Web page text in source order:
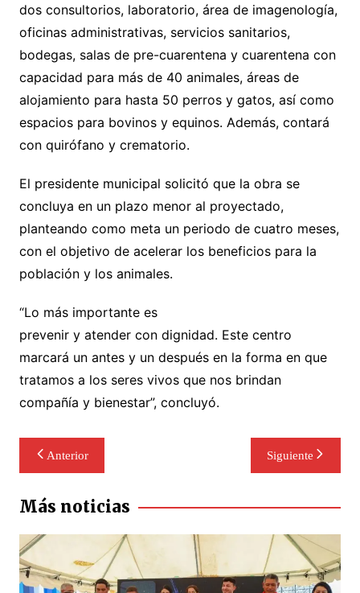
dos consultorios, laboratorio, área de imagenología,
oficinas administrativas, servicios sanitarios,
bodegas, salas de pre-cuarentena y cuarentena con
capacidad para más de 40 animales, áreas de
alojamiento para hasta 50 perros y gatos, así como
espacios para bovinos y equinos. Además, contará
con quirófano y crematorio.
El presidente municipal solicitó que la obra se
concluya en un plazo menor al proyectado,
planteando como meta un periodo de cuatro meses,
con el objetivo de acelerar los beneficios para la
población y los animales.
“Lo más importante es
prevenir y atender con dignidad. Este centro
marcará un antes y un después en la forma en que
tratamos a los seres vivos que nos brindan
compañía y bienestar”, concluyó.
Navegación
de
entradas
Anterior Siguiente
Más noticias